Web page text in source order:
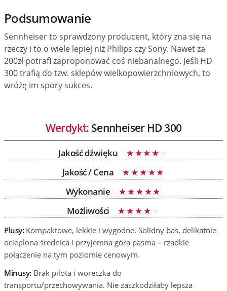
Podsumowanie
Sennheiser to sprawdzony producent, który zna się na
rzeczy i to o wiele lepiej niż Philips czy Sony. Nawet za
200zł potrafi zaproponować coś niebanalnego. Jeśli HD
300 trafią do tzw. sklepów wielkopowierzchniowych, to
wróżę im spory sukces.
Werdykt: Sennheiser HD 300
Jakość dźwięku
Jakość / Cena
Wykonanie
Możliwości
Plusy: Kompaktowe, lekkie i wygodne. Solidny bas, delikatnie
ocieplona średnica i przyjemna góra pasma – rzadkie
połączenie na tym poziomie cenowym.
Minusy: Brak pilota i woreczka do
transportu/przechowywania. Nie zaszkodziłaby lepsza